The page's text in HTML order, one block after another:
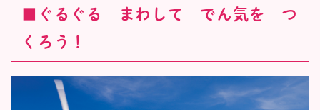
■ぐるぐる まわして でん気を つ
くろう！